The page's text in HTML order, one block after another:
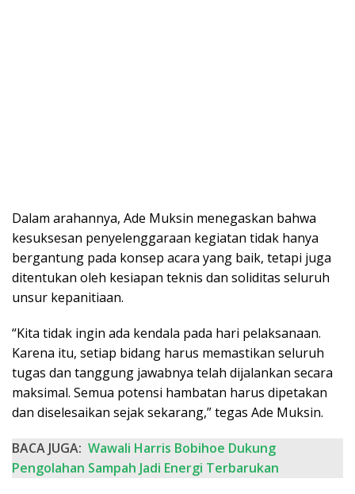
Dalam arahannya, Ade Muksin menegaskan bahwa
kesuksesan penyelenggaraan kegiatan tidak hanya
bergantung pada konsep acara yang baik, tetapi juga
ditentukan oleh kesiapan teknis dan soliditas seluruh
unsur kepanitiaan.
“Kita tidak ingin ada kendala pada hari pelaksanaan.
Karena itu, setiap bidang harus memastikan seluruh
tugas dan tanggung jawabnya telah dijalankan secara
maksimal. Semua potensi hambatan harus dipetakan
dan diselesaikan sejak sekarang,” tegas Ade Muksin.
BACA JUGA: Wawali Harris Bobihoe Dukung
Pengolahan Sampah Jadi Energi Terbarukan